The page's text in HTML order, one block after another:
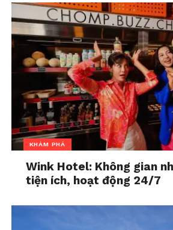
Xác lập ranh giới rõ
do gì để một người phụ
đình phải giặt giũ quần
chồng, hoặc để những
diễn. Chị B cần thẳng
chồng và gia đình
điều không thể chấp
Ra ở riêng nếu có thể:
mẹ chồng không nhất
chung. Nếu môi trường
tinh thần căng thẳng
việc ra ở riêng. Việc
cho sức khỏe tinh thần
KHÁM PHÁ
Wink Hotel: Không gian
tiện ích, hoạt động 24/7